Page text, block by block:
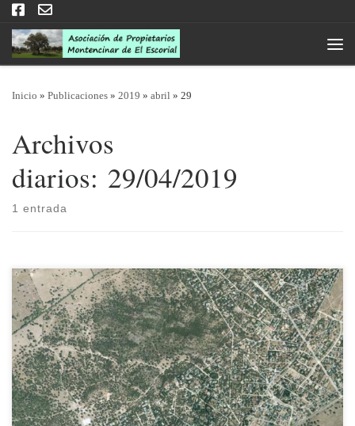
Inicio » Publicaciones » 2019 » abril » 29
Archivos
diarios: 29/04/2019
1 entrada
29/04/2019 En los último días / semanas miembros de nuestra Junta
Directiva hemos tenido ocasión de comentar con responsables
municipales algunos puntos que interesan a todos los vecinos
destacando entre ellos los relativos a la situación del Proyecto de
Reparcelación PERI 3 Montencinar y que podríamos resumir como
sigue: El […]